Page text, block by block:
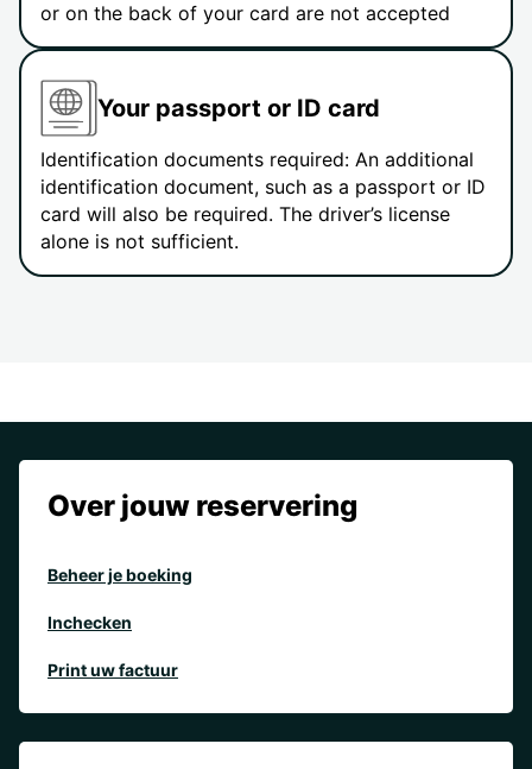
or on the back of your card are not accepted
Your passport or ID card
Identification documents required: An additional
identification document, such as a passport or ID
card will also be required. The driver’s license
alone is not sufficient.
Over jouw reservering
Beheer je boeking
Inchecken
Print uw factuur